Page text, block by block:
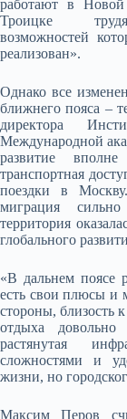
работают в
Троицке
возможностей
реализован».
Однако все
ближнего пояса –
директора
Международной
развитие
транспортная
поездки в
миграция
территория
глобального
«В дальнем поясе
есть свои плюсы и
стороны, близость
отдыха
растянутая
сложностями и
жизни, но
Максим Перов